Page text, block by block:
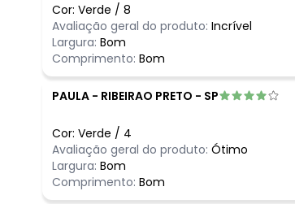
Cor: Verde / 8
Avaliação geral do produto: Incrível
Largura: Bom
Comprimento: Bom
PAULA - RIBEIRAO PRETO - SP
Cor: Verde / 4
Avaliação geral do produto: Ótimo
Largura: Bom
Comprimento: Bom